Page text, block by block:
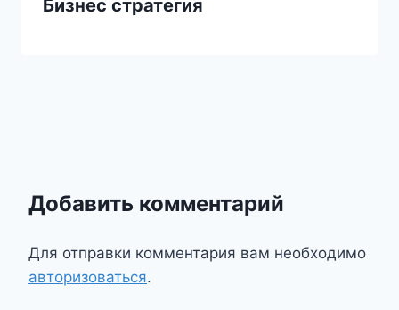
Бизнес стратегия
Добавить комментарий
Для отправки комментария вам необходимо
авторизоваться.